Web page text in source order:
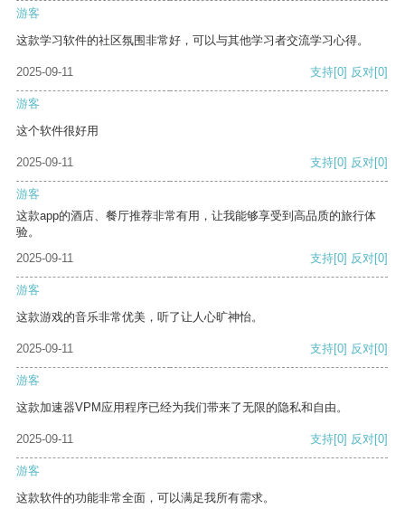
游客
这款学习软件的社区氛围非常好，可以与其他学习者交流学习心得。
2025-09-11 支持[0] 反对[0]
游客
这个软件很好用
2025-09-11 支持[0] 反对[0]
游客
这款app的酒店、餐厅推荐非常有用，让我能够享受到高品质的旅行体
验。
2025-09-11
支持[0] 反对[0]
游客
这款游戏的音乐非常优美，听了让人心旷神怡。
2025-09-11 支持[0] 反对[0]
游客
这款加速器VPM应用程序已经为我们带来了无限的隐私和自由。
2025-09-11 支持[0] 反对[0]
游客
这款软件的功能非常全面，可以满足我所有需求。